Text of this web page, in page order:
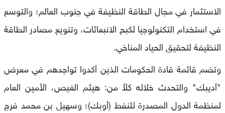
الاستثمار في مجال الطاقة النظيفة في جنوب العالم؛ والتوسع
في استخدام التكنولوجيا لكبح الانبعاثات، وتنويع مصادر الطاقة
النظيفة لتحقيق الحياد المناخي.
وتضم قائمة قادة الحكومات الذين أكدوا تواجدهم في معرض
"أديبك" والتحدث خلاله كلاً من: هيثم الغيص، الأمين العام
لمنظمة الدول المصدرة للنفط (أوبك)؛ وسهيل بن محمد فرج